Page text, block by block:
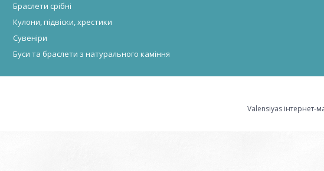
Браслети срібні
Кулони, підвіски, хрестики
Сувеніри
Буси та браслети з натурального каміння